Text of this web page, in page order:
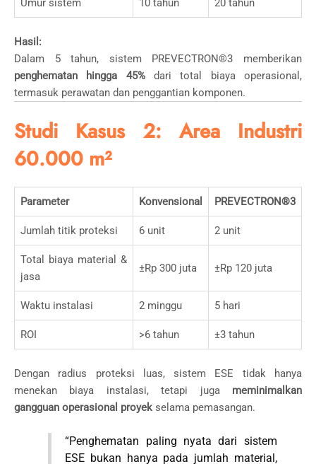
Umur sistem 10 tahun 20 tahun
Hasil:
Dalam 5 tahun, sistem PREVECTRON®3 memberikan
penghematan hingga 45%dari total biaya operasional,
termasuk perawatan dan penggantian komponen.
Studi Kasus 2: Area Industri
60.000 m²
Parameter Konvensional PREVECTRON®3
Jumlah titik proteksi 6 unit 2 unit
Total biaya material &
jasa
±Rp 300 juta ±Rp 120 juta
Waktu instalasi 2 minggu 5 hari
ROI >6 tahun ±3 tahun
Dengan radius proteksi luas, sistem ESE tidak hanya
menekan biaya instalasi, tetapi juga meminimalkan
gangguan operasional proyekselama pemasangan.
“Penghematan paling nyata dari sistem
ESE bukan hanya pada jumlah material,